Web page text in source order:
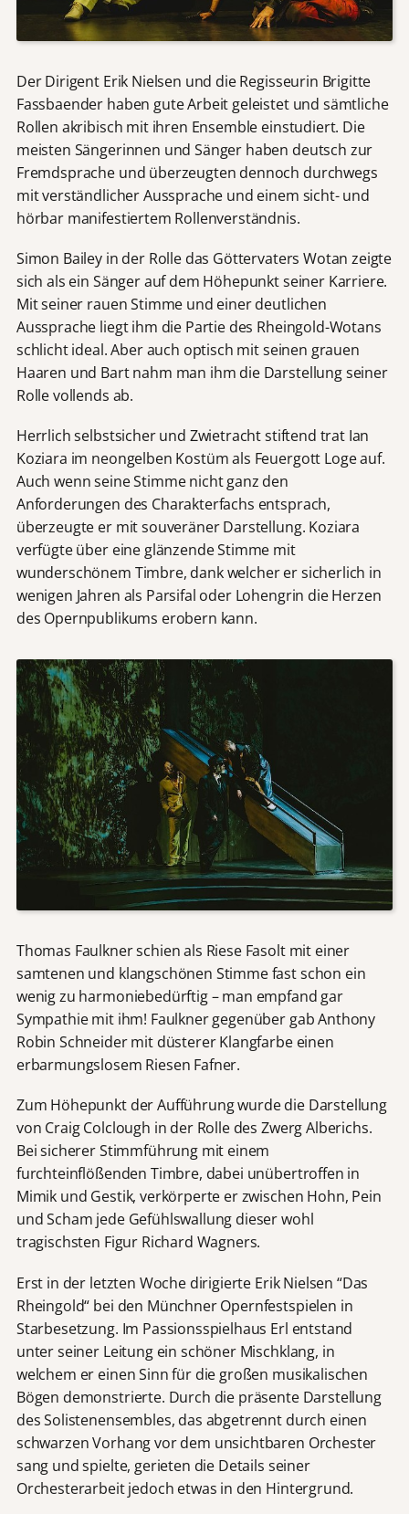
Der Dirigent Erik Nielsen und die Regisseurin Brigitte
Fassbaender haben gute Arbeit geleistet und sämtliche
Rollen akribisch mit ihren Ensemble einstudiert. Die
meisten Sängerinnen und Sänger haben deutsch zur
Fremdsprache und überzeugten dennoch durchwegs
mit verständlicher Aussprache und einem sicht- und
hörbar manifestiertem Rollenverständnis.
Simon Bailey in der Rolle das Göttervaters Wotan zeigte
sich als ein Sänger auf dem Höhepunkt seiner Karriere.
Mit seiner rauen Stimme und einer deutlichen
Aussprache liegt ihm die Partie des Rheingold-Wotans
schlicht ideal. Aber auch optisch mit seinen grauen
Haaren und Bart nahm man ihm die Darstellung seiner
Rolle vollends ab.
Herrlich selbstsicher und Zwietracht stiftend trat Ian
Koziara im neongelben Kostüm als Feuergott Loge auf.
Auch wenn seine Stimme nicht ganz den
Anforderungen des Charakterfachs entsprach,
überzeugte er mit souveräner Darstellung. Koziara
verfügte über eine glänzende Stimme mit
wunderschönem Timbre, dank welcher er sicherlich in
wenigen Jahren als Parsifal oder Lohengrin die Herzen
des Opernpublikums erobern kann.
Thomas Faulkner schien als Riese Fasolt mit einer
samtenen und klangschönen Stimme fast schon ein
wenig zu harmoniebedürftig – man empfand gar
Sympathie mit ihm! Faulkner gegenüber gab Anthony
Robin Schneider mit düsterer Klangfarbe einen
erbarmungslosem Riesen Fafner.
Zum Höhepunkt der Aufführung wurde die Darstellung
von Craig Colclough in der Rolle des Zwerg Alberichs.
Bei sicherer Stimmführung mit einem
furchteinflößenden Timbre, dabei unübertroffen in
Mimik und Gestik, verkörperte er zwischen Hohn, Pein
und Scham jede Gefühlswallung dieser wohl
tragischsten Figur Richard Wagners.
Erst in der letzten Woche dirigierte Erik Nielsen “Das
Rheingold“ bei den Münchner Opernfestspielen in
Starbesetzung. Im Passionsspielhaus Erl entstand
unter seiner Leitung ein schöner Mischklang, in
welchem er einen Sinn für die großen musikalischen
Bögen demonstrierte. Durch die präsente Darstellung
des Solistenensembles, das abgetrennt durch einen
schwarzen Vorhang vor dem unsichtbaren Orchester
sang und spielte, gerieten die Details seiner
Orchesterarbeit jedoch etwas in den Hintergrund.